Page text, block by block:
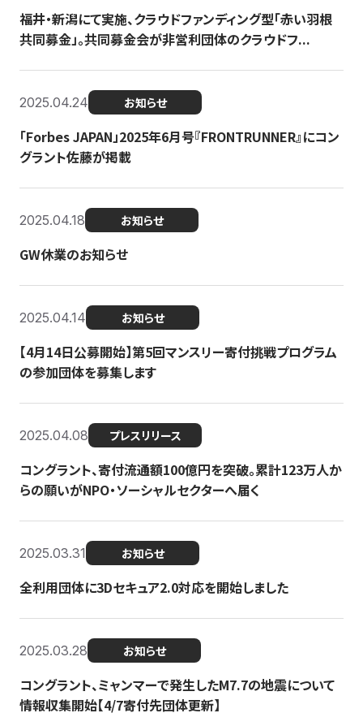
福井・新潟にて実施、クラウドファンディング型「赤い羽根
共同募金」。共同募金会が非営利団体のクラウドフ...
2025.04.24 お知らせ
「Forbes JAPAN」2025年6月号『FRONTRUNNER』にコン
グラント佐藤が掲載
2025.04.18 お知らせ
GW休業のお知らせ
2025.04.14 お知らせ
【4月14日公募開始】第5回マンスリー寄付挑戦プログラム
の参加団体を募集します
2025.04.08 プレスリリース
コングラント、寄付流通額100億円を突破。累計123万人か
らの願いがNPO・ソーシャルセクターへ届く
2025.03.31 お知らせ
全利用団体に3Dセキュア2.0対応を開始しました
2025.03.28 お知らせ
コングラント、ミャンマーで発生したM7.7の地震について
情報収集開始【4/7寄付先団体更新】